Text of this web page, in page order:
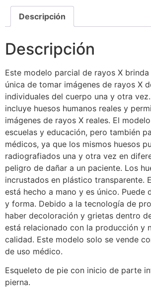
Descripción
Descripción
Este modelo parcial de rayos X
única de tomar imágenes de rayos X
individuales del cuerpo una y otra
incluye huesos humanos reales y
imágenes de rayos X reales. El
escuelas y educación, pero también
médicos, ya que los mismos huesos
radiografiados una y otra vez en
peligro de dañar a un paciente. Los
incrustados en plástico transparente.
está hecho a mano y es único. Puede
y forma. Debido a la tecnología de
haber decoloración y grietas dentro
está relacionado con la producción y
calidad. Este modelo solo se vende
de uso médico.
Esqueleto de pie con inicio de parte
pierna.